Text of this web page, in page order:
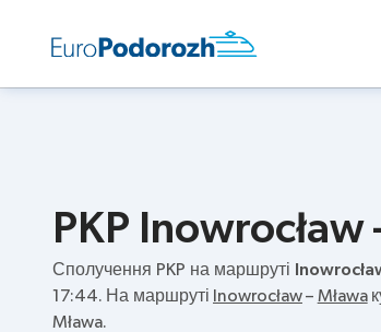
PKP Inowrocław
Сполучення PKP на маршруті
17:44. На маршруті Inowrocław– Mława
Mława.